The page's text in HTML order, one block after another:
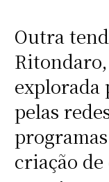
Outra
explorada
pelas
criação